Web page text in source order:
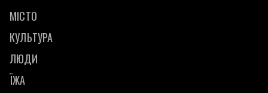
МІСТО
КУЛЬТУРА
ЛЮДИ
ЇЖА